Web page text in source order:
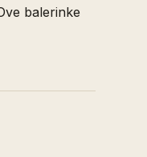
balerinke